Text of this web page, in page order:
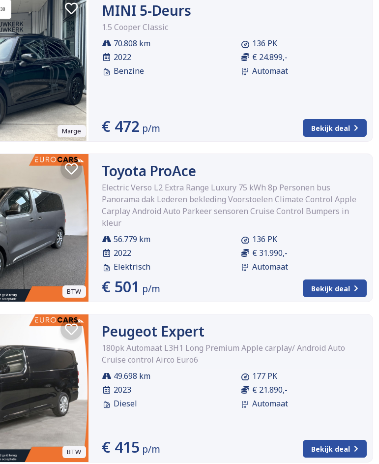
Marge
MINI 5-Deurs
1.5 Cooper Classic
70.808 km
2022
Benzine
136 PK
€ 24.899,-
Automaat
€ 472 p/m Bekijk deal
BTW
Toyota ProAce
Electric Verso L2 Extra Range Luxury 75 kWh 8p Personen bus
Panorama dak Lederen bekleding Voorstoelen Climate Control Apple
Carplay Android Auto Parkeer sensoren Cruise Control Bumpers in
kleur
56.779 km
2022
Elektrisch
136 PK
€ 31.990,-
Automaat
€ 501 p/m Bekijk deal
BTW
Peugeot Expert
180pk Automaat L3H1 Long Premium Apple carplay/ Android Auto
Cruise control Airco Euro6
49.698 km
2023
Diesel
177 PK
€ 21.890,-
Automaat
€ 415 p/m Bekijk deal